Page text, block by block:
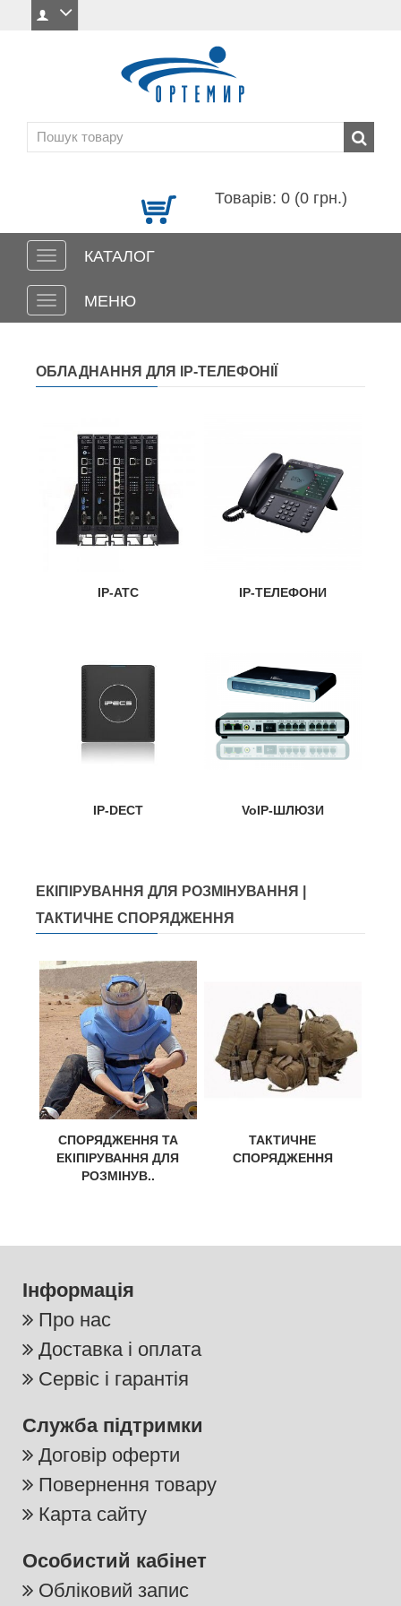
Товарів: 0 (0 грн.)
КАТАЛОГ
МЕНЮ
ОБЛАДНАННЯ ДЛЯ IP-ТЕЛЕФОНІЇ
IP-АТС IP-ТЕЛЕФОНИ
IP-DECT VoIP-ШЛЮЗИ
ЕКІПІРУВАННЯ ДЛЯ РОЗМІНУВАННЯ |
ТАКТИЧНЕ СПОРЯДЖЕННЯ
СПОРЯДЖЕННЯ ТА
ЕКІПІРУВАННЯ ДЛЯ
РОЗМІНУВ..
ТАКТИЧНЕ
СПОРЯДЖЕННЯ
Інформація
Про нас
Доставка і оплата
Сервіс і гарантія
Служба підтримки
Договір оферти
Повернення товару
Карта сайту
Особистий кабінет
Обліковий запис